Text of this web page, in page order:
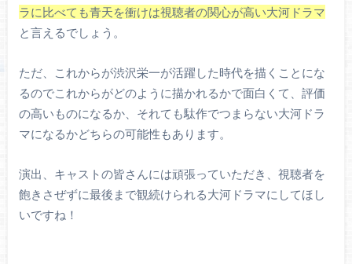
ラに比べても青天を衝けは視聴者の関心が高い大河ドラマ
と言えるでしょう。
ただ、これからが渋沢栄一が活躍した時代を描くことにな
るのでこれからがどのように描かれるかで面白くて、評価
の高いものになるか、それても駄作でつまらない大河ドラ
マになるかどちらの可能性もあります。
演出、キャストの皆さんには頑張っていただき、視聴者を
飽きさぜずに最後まで観続けられる大河ドラマにしてほし
いですね！